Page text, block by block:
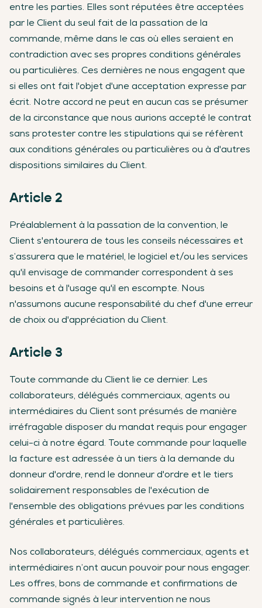
entre les parties. Elles sont réputées être acceptées
par le Client du seul fait de la passation de la
commande, même dans le cas où elles seraient en
contradiction avec ses propres conditions générales
ou particulières. Ces dernières ne nous engagent que
si elles ont fait l'objet d'une acceptation expresse par
écrit. Notre accord ne peut en aucun cas se présumer
de la circonstance que nous aurions accepté le contrat
sans protester contre les stipulations qui se réfèrent
aux conditions générales ou particulières ou à d'autres
dispositions similaires du Client.
Article 2
Préalablement à la passation de la convention, le
Client s'entourera de tous les conseils nécessaires et
s’assurera que le matériel, le logiciel et/ou les services
qu'il envisage de commander correspondent à ses
besoins et à l'usage qu'il en escompte. Nous
n'assumons aucune responsabilité du chef d'une erreur
de choix ou d'appréciation du Client.
Article 3
Toute commande du Client lie ce dernier. Les
collaborateurs, délégués commerciaux, agents ou
intermédiaires du Client sont présumés de manière
irréfragable disposer du mandat requis pour engager
celui-ci à notre égard. Toute commande pour laquelle
la facture est adressée à un tiers à la demande du
donneur d'ordre, rend le donneur d'ordre et le tiers
solidairement responsables de l'exécution de
l'ensemble des obligations prévues par les conditions
générales et particulières.
Nos collaborateurs, délégués commerciaux, agents et
intermédiaires n’ont aucun pouvoir pour nous engager.
Les offres, bons de commande et confirmations de
commande signés à leur intervention ne nous